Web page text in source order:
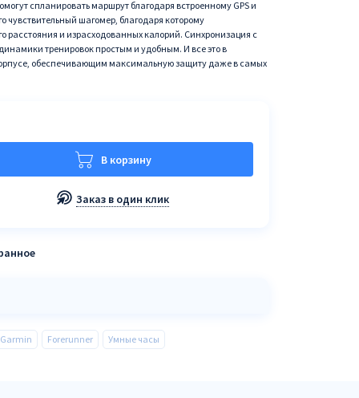
спланировать маршрут благодаря встроенному GPS и
чувствительный шагомер, благодаря которому
расстояния и израсходованных калорий. Cинхронизация с
тренировок простым и удобным. И все это в
обеспечивающим максимальную защиту даже в самых
В корзину
Заказ в один клик
Garmin Forerunner Умные часы